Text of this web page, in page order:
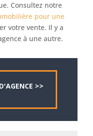
Consultez notre
pour une
votre vente. Il y a
à une autre.
>>